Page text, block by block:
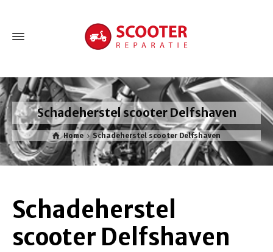
Schadeherstel scooter Delfshaven
Home Schadeherstel scooter Delfshaven
Schadeherstel
scooter Delfshaven